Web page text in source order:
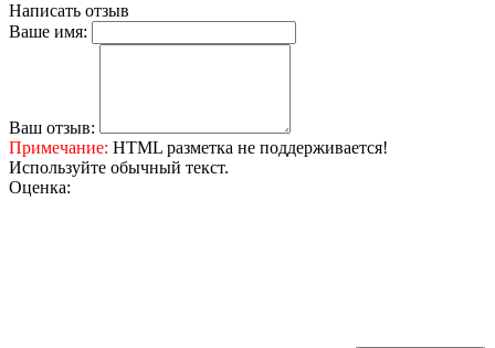
Написать отзыв
Ваше имя:
Ваш отзыв:
Примечание: HTML разметка не поддерживается!
Используйте обычный текст.
Оценка: